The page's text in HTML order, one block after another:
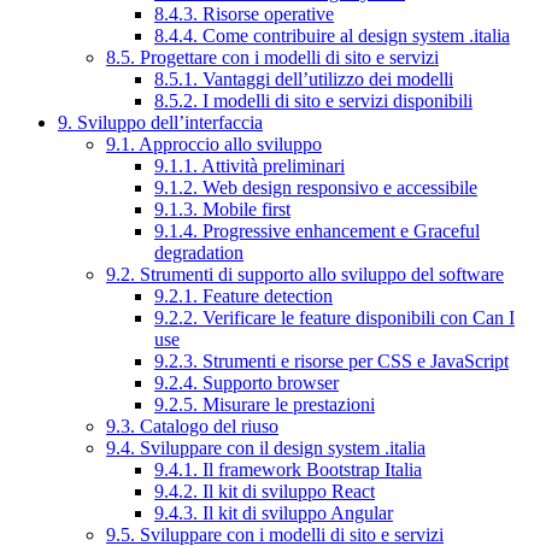
8.4.3. Risorse operative
8.4.4. Come contribuire al design system .italia
8.5. Progettare con i modelli di sito e servizi
8.5.1. Vantaggi dell’utilizzo dei modelli
8.5.2. I modelli di sito e servizi disponibili
9. Sviluppo dell’interfaccia
9.1. Approccio allo sviluppo
9.1.1. Attività preliminari
9.1.2. Web design responsivo e accessibile
9.1.3. Mobile first
9.1.4. Progressive enhancement e Graceful
degradation
9.2. Strumenti di supporto allo sviluppo del software
9.2.1. Feature detection
9.2.2. Verificare le feature disponibili con Can I
use
9.2.3. Strumenti e risorse per CSS e JavaScript
9.2.4. Supporto browser
9.2.5. Misurare le prestazioni
9.3. Catalogo del riuso
9.4. Sviluppare con il design system .italia
9.4.1. Il framework Bootstrap Italia
9.4.2. Il kit di sviluppo React
9.4.3. Il kit di sviluppo Angular
9.5. Sviluppare con i modelli di sito e servizi